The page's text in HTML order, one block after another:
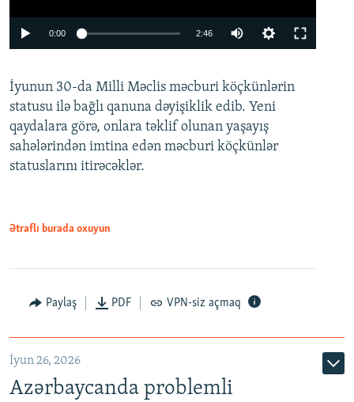
Auto 240p 360p 480p
720p 1080p
0:00 2:46
360p
480p
720p
İyunun 30-da Milli Məclis məcburi köçkünlərin
statusu ilə bağlı qanuna dəyişiklik edib. Yeni
qaydalara görə, onlara təklif olunan yaşayış
sahələrindən imtina edən məcburi köçkünlər
statuslarını itirəcəklər.
Ətraflı burada oxuyun
Paylaş PDF VPN-siz açmaq
İyun 26, 2026
Azərbaycanda problemli